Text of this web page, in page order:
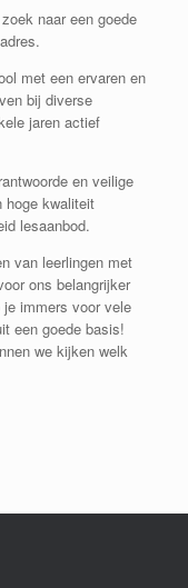
naar een goede
met een ervaren en
bij diverse
jaren actief
en veilige
hoge kwaliteit
lesaanbod.
van leerlingen met
ons belangrijker
immers voor vele
een goede basis!
we kijken welk